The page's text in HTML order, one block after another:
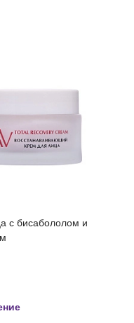
с бисабололом и